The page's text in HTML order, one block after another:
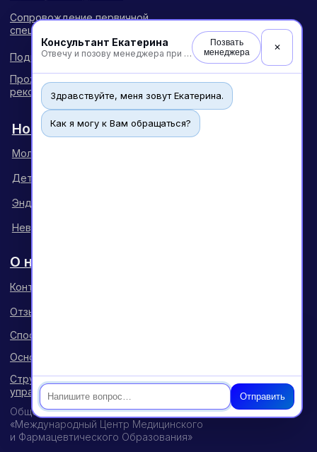
Консультант Екатерина
Отвечу и позову менеджера при необходимости
Позвать
менеджера
✕
Здравствуйте, меня зовут Екатерина.
Как я могу к Вам обращаться?
Отправить